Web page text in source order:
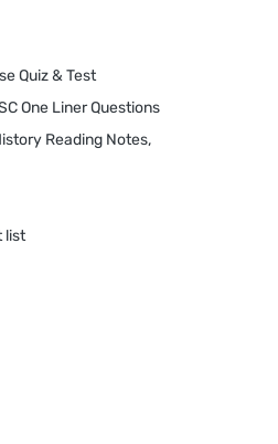
Quiz & Test
One Liner Questions
Reading Notes,
list